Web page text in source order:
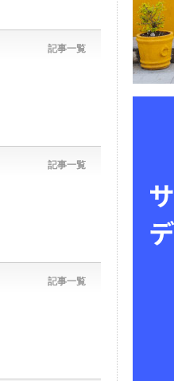
記事一覧
記事一覧
記事一覧